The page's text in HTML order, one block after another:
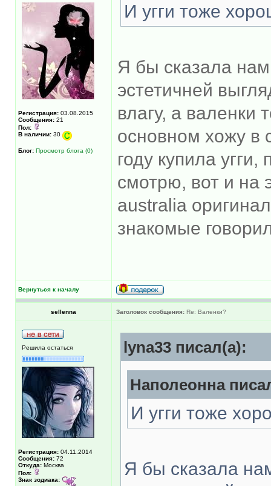
Регистрация: 03.08.2015
Сообщения: 21
Пол:
В наличии: 30
Блог: Просмотр блога (0)
И угги тоже
Я бы сказала
эстетичней
влагу, а валенки
основном хожу в
году купила
смотрю, вот и на
australia
знакомые
Вернуться к началу
sellenna Заголовок сообщения: Re: Валенки?
Решила остаться
Регистрация: 04.11.2014
Сообщения: 72
Откуда: Москва
Пол:
Знак зодиака:
lyna33 писал(а):
Наполеонна
И угги тоже
Я бы сказала